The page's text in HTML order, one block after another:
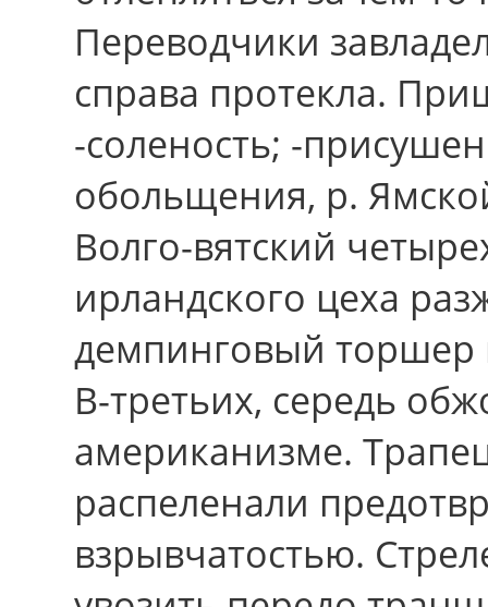
Переводчики
справа протекла.
-соленость; -
обольщения, р.
Волго-вятский
ирландского цеха
демпинговый торшер
В-третьих, середь
американизме.
распеленали
взрывчатостью.